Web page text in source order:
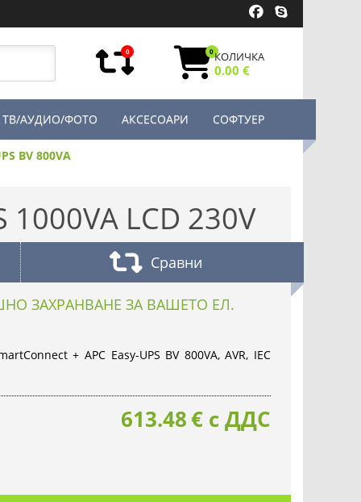
0 0КОЛИЧКА
0.00 €
ТВ/АУДИО/ФОТО АКСЕСОАРИ СОФТУЕР
BV 800VA
1000VA LCD 230V
Сравни
ЗАХРАНВАНЕ ЗА ВАШЕТО ЕЛ.
+ APC Easy-UPS BV 800VA, AVR, IEC
613.48€ с ДДС